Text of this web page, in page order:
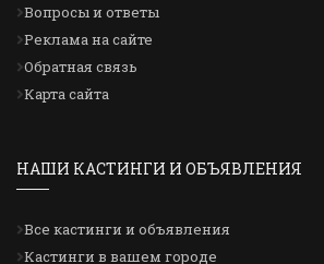
Вопросы и ответы
Реклама на сайте
Обратная связь
Карта сайта
НАШИ КАСТИНГИ И ОБЪЯВЛЕНИЯ
Все кастинги и объявления
Кастинги в вашем городе